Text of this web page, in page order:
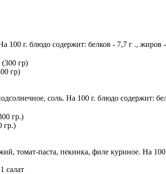
100 г. блюдо содержит: белков - 7,7 г ., жиров
гр)
соль. На 100 г. блюдо содержит:
гр.)
томат-паста, пекинка, филе куриное. На
салат